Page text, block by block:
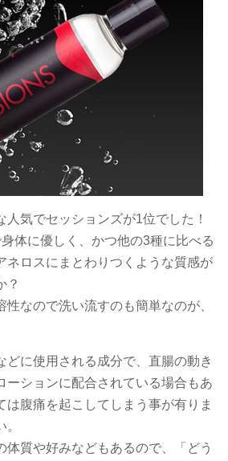
人気でセッションズが1位でした！
体に優しく、かつ他の3種に比べる
ネロスにまとわりつくような質感が
？
性なので洗い流すのも簡単なのが、
どに使用される成分で、直腸の動き
ーションに配合されている場合もあ
は腹痛を起こしてしまう事が有りま
体質や好みなどもあるので、「どう